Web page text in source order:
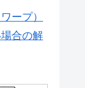
ープ）
合の解